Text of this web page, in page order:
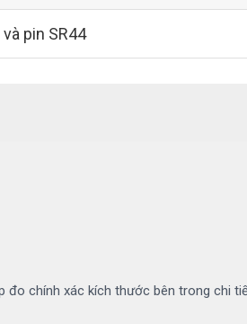
pin SR44
chính xác kích thước bên trong chi